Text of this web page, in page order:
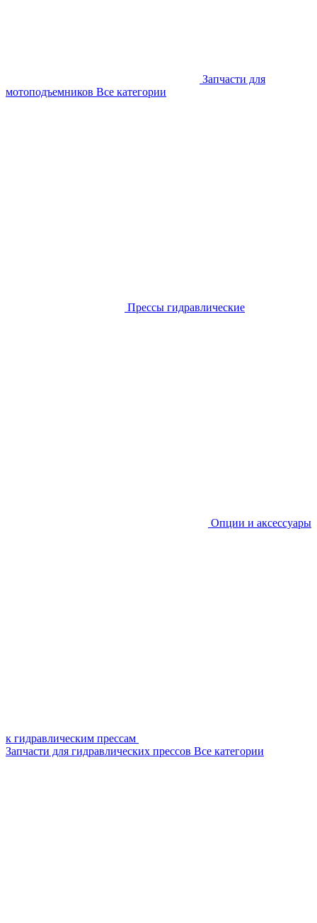
Запчасти для
мотоподъемников Все категории
Прессы гидравлические
Опции и аксессуары
к гидравлическим прессам
Запчасти для гидравлических прессов Все категории